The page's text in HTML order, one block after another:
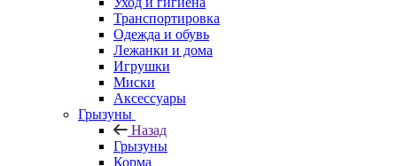
Транспортировка
Одежда и обувь
Лежанки и дома
Игрушки
Миски
Аксессуары
Грызуны
Назад
Грызуны
Корма